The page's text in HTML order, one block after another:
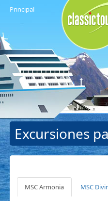
Principal
Excursiones
MSC Armonia MSC